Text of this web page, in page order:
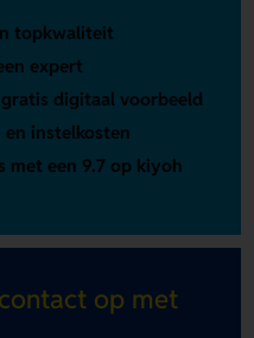
topkwaliteit
expert
digitaal voorbeeld
instelkosten
met een 9.7 op kiyoh
op met